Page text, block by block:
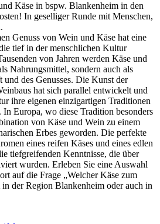
Käse in bspw. Blankenheim in den
In geselliger Runde mit Menschen,
Genuss von Wein und Käse hat eine
tief in der menschlichen Kultur
von Jahren werden Käse und
Nahrungsmittel, sondern auch als
und des Genusses. Die Kunst der
hat sich parallel entwickelt und
ihre eigenen einzigartigen Traditionen
In Europa, wo diese Tradition besonders
von Käse und Wein zu einem
Erbes geworden. Die perfekte
eines reifen Käses und eines edlen
tiefgreifenden Kenntnisse, die über
wurden. Erleben Sie eine Auswahl
auf die Frage „Welcher Käse zum
der Region Blankenheim oder auch in